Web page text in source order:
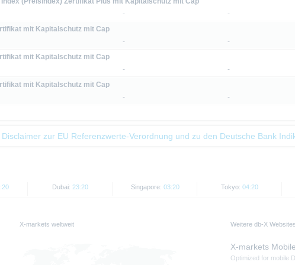
- -
mit Kapitalschutz mit Cap
- -
mit Kapitalschutz mit Cap
- -
mit Kapitalschutz mit Cap
- -
Disclaimer zur EU Referenzwerte-Verordnung und zu den Deutsche Bank
Dubai: 23:20 Singapore: 03:20 Tokyo: 04:20
X-markets weltweit Weitere db-X Websites
X-markets Mobile
Optimized for mobile
genannten Wertpapiere weder innerhalb der USA noch an oder für Rechnung von US-
Kauf angeboten oder an diese verkauft werden.
dürfen nur in solchen Staaten verbreitet oder veröffentlicht werden, in denen dies nach
Japan, sowie seine Übermittlung an oder für Rechnung von US-Personen oder in den
sind kein Indikator für die künftige Wertentwicklung.